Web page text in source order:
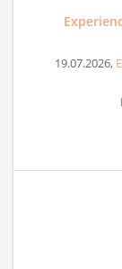
19.07.2026,